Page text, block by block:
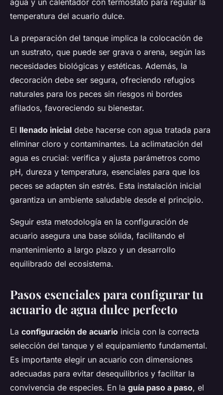
agua y un calentador con termostato para regular la
temperatura del acuario dulce.
La preparación del tanque implica la colocación de
un sustrato, que puede ser grava o arena, según las
necesidades biológicas y estéticas. Además, la
decoración debe ser segura, ofreciendo refugios
naturales para los peces sin riesgos ni bordes
afilados, favoreciendo su bienestar.
El llenado inicial debe hacerse con agua tratada para
eliminar cloro y contaminantes. La aclimatación del
agua es crucial: verifica y ajusta parámetros como
pH, dureza y temperatura, esenciales para que los
peces se adapten sin estrés. Esta instalación inicial
garantiza un ambiente saludable desde el principio.
Seguir esta metodología en la configuración de
acuario asegura una base sólida, facilitando el
mantenimiento a largo plazo y un desarrollo
equilibrado del ecosistema.
Pasos esenciales para configurar tu
acuario de agua dulce perfecto
La configuración de acuario inicia con la correcta
selección del tanque y el equipamiento fundamental.
Es importante elegir un acuario con dimensiones
adecuadas para evitar desequilibrios y facilitar la
convivencia de especies. En la guía paso a paso, el